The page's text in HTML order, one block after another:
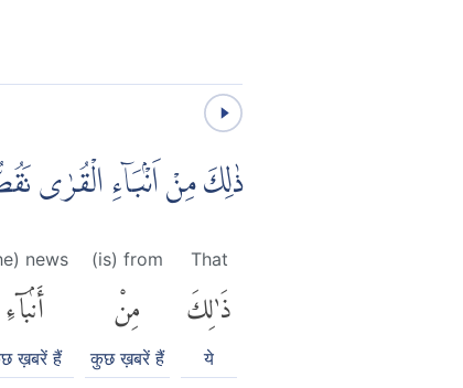
ذٰلِكَ مِنْ اَنْۢبَاۤءِ الْقُرٰى
That
ذَٰلِكَ
ये
(is) from
مِنْ
कुछ ख़बरें हैं
news
أَنۢبَآءِ
ख़बरें हैं